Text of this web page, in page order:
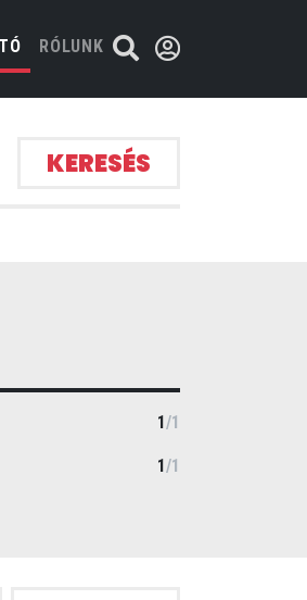
RÓLUNK
KERESÉS
1/1
1/1